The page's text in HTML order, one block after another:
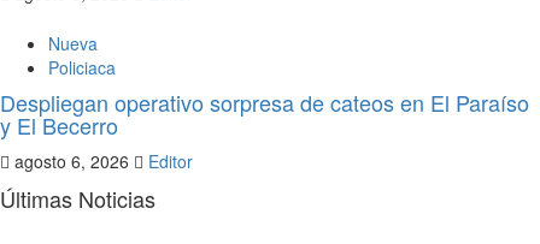
Nueva
Policiaca
Despliegan operativo sorpresa de cateos en El Paraíso
y El Becerro
agosto 6, 2026 Editor
Últimas Noticias